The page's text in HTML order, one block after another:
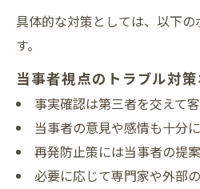
法
具体的な対策としては、以下
す。
当事者視点のトラブル対
事実確認は第三者を交えて
当事者の意見や感情も十分
再発防止策には当事者の提
必要に応じて専門家や外部